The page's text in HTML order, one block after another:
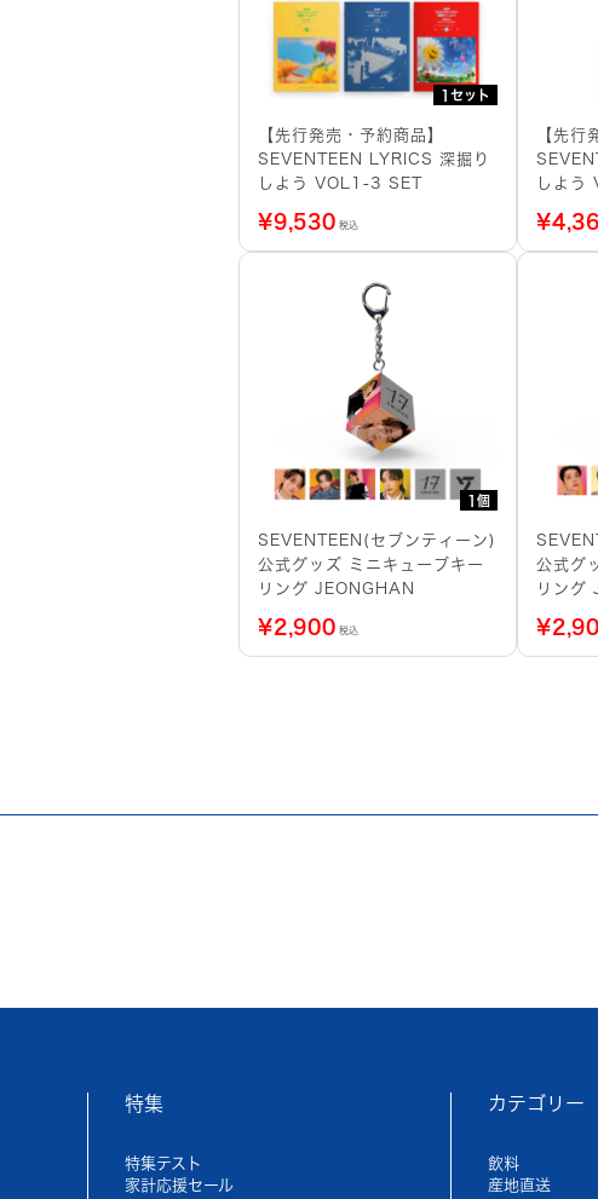
1セット
【先行発売・予約商品】
SEVENTEEN LYRICS 深掘り
しよう VOL1-3 SET
¥9,530 税込
【先行
¥
1個
SEVENTEEN(セブンティーン)
公式グッズ ミニキューブキー
リング JEONGHAN
¥2,900 税込
公式グ
¥
特集
特集テスト
家計応援セール
カテゴリー
飲料
産地直送